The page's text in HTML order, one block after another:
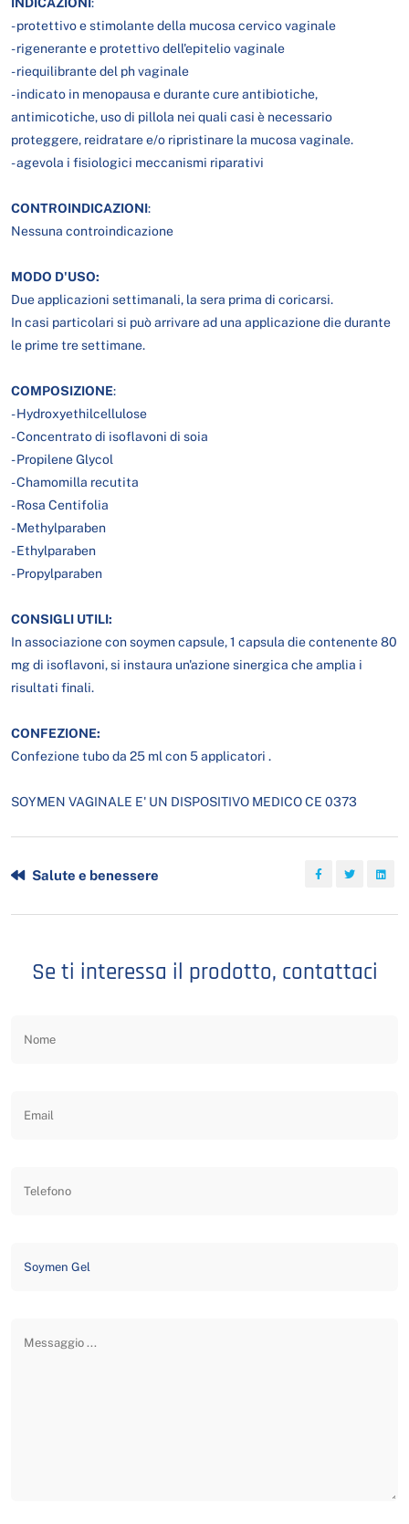
- protettivo e stimolante della mucosa cervico vaginale
- rigenerante e protettivo dell'epitelio vaginale
- riequilibrante del ph vaginale
- indicato in menopausa e durante cure antibiotiche,
antimicotiche, uso di pillola nei quali casi è necessario
proteggere, reidratare e/o ripristinare la mucosa vaginale.
- agevola i fisiologici meccanismi riparativi
CONTROINDICAZIONI:
Nessuna controindicazione
MODO D'USO:
Due applicazioni settimanali, la sera prima di coricarsi.
In casi particolari si può arrivare ad una applicazione die durante
le prime tre settimane.
COMPOSIZIONE:
- Hydroxyethilcellulose
- Concentrato di isoflavoni di soia
- Propilene Glycol
- Chamomilla recutita
- Rosa Centifolia
- Methylparaben
- Ethylparaben
- Propylparaben
CONSIGLI UTILI:
In associazione con soymen capsule, 1 capsula die contenente 80
mg di isoflavoni, si instaura un'azione sinergica che amplia i
risultati finali.
CONFEZIONE:
Confezione tubo da 25 ml con 5 applicatori .
SOYMEN VAGINALE E' UN DISPOSITIVO MEDICO CE 0373
Salute e benessere
Se ti interessa il prodotto, contattaci